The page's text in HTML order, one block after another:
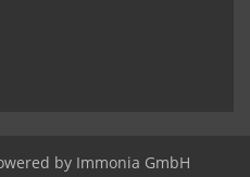
by Immonia GmbH